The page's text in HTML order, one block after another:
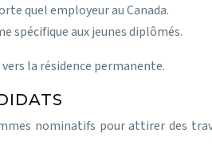
quel employeur au Canada.
spécifique aux jeunes diplômés.
la résidence permanente.
nominatifs pour attirer des